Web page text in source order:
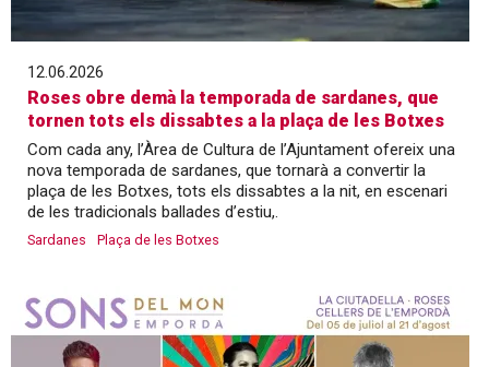
12.06.2026
Roses obre demà la temporada de sardanes, que
tornen tots els dissabtes a la plaça de les Botxes
Com cada any, l’Àrea de Cultura de l’Ajuntament ofereix una
nova temporada de sardanes, que tornarà a convertir la
plaça de les Botxes, tots els dissabtes a la nit, en escenari
de les tradicionals ballades d’estiu,.
Sardanes Plaça de les Botxes